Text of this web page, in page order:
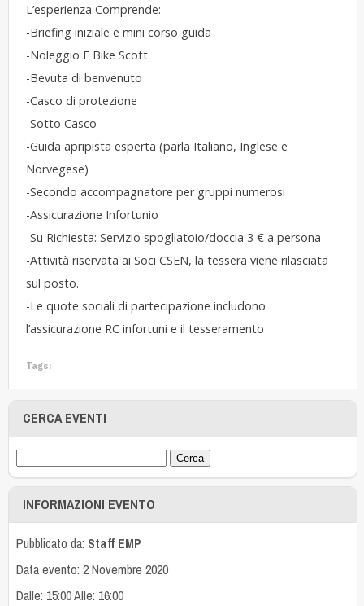
​​L’esperienza Comprende:
-Briefing iniziale e mini corso guida
-Noleggio E Bike Scott
-Bevuta di benvenuto
-Casco di protezione
-Sotto Casco
-Guida apripista esperta (parla Italiano, Inglese e
Norvegese)
-Secondo accompagnatore per gruppi numerosi
-Assicurazione Infortunio
-Su Richiesta: Servizio spogliatoio/doccia 3 € a persona
-Attività riservata ai Soci CSEN, la tessera viene rilasciata
sul posto.
-Le quote sociali di partecipazione includono
l’assicurazione RC infortuni e il tesseramento
Tags:
CERCA EVENTI
INFORMAZIONI EVENTO
Pubblicato da: Staff EMP
Data evento: 2 Novembre 2020
Dalle: 15:00 Alle: 16:00